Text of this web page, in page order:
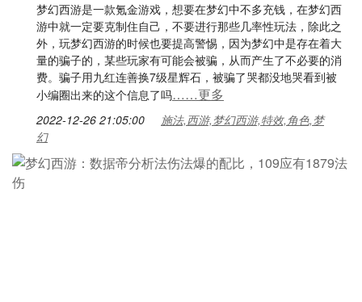
梦幻西游是一款氪金游戏，想要在梦幻中不多充钱，在梦幻西
游中就一定要克制住自己，不要进行那些几率性玩法，除此之
外，玩梦幻西游的时候也要提高警惕，因为梦幻中是存在着大
量的骗子的，某些玩家有可能会被骗，从而产生了不必要的消
费。骗子用九红连善换7级星辉石，被骗了哭都没地哭看到被
小编圈出来的这个信息了吗……更多
2022-12-26 21:05:00
施法,西游,梦幻西游,特效,角色,梦
幻